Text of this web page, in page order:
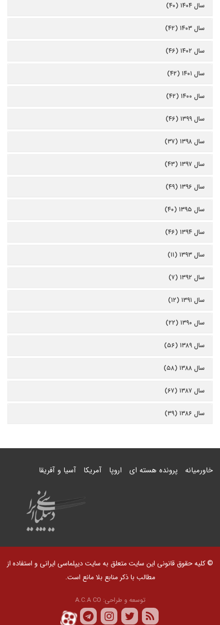
سال ۱۴۰۴ (۴۰)
سال ۱۴۰۳ (۴۲)
سال ۱۴۰۲ (۴۶)
سال ۱۴۰۱ (۴۲)
سال ۱۴۰۰ (۴۲)
سال ۱۳۹۹ (۴۶)
سال ۱۳۹۸ (۳۷)
سال ۱۳۹۷ (۴۳)
سال ۱۳۹۶ (۴۹)
سال ۱۳۹۵ (۴۰)
سال ۱۳۹۴ (۴۶)
سال ۱۳۹۳ (۱۱)
سال ۱۳۹۲ (۷)
سال ۱۳۹۱ (۱۲)
سال ۱۳۹۰ (۲۲)
سال ۱۳۸۹ (۵۶)
سال ۱۳۸۸ (۵۸)
سال ۱۳۸۷ (۶۷)
سال ۱۳۸۶ (۳۹)
خاورمیانه پرونده هسته ای اروپا آمریکا آسیا و آفریقا
© کلیه حقوق قانونی این سایت متعلق به سایت دیپلماسی ایرانی و استفاده از
مطالب با ذکر منابع بلا مانع است.
توسعه و طراحی: A.C.A CO